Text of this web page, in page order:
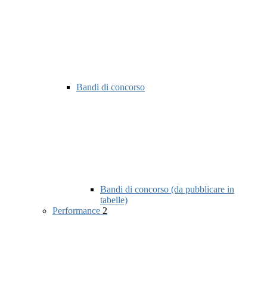
Bandi di concorso
Bandi di concorso (da pubblicare in
tabelle)
Performance 2